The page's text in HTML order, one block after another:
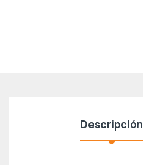
Descripción